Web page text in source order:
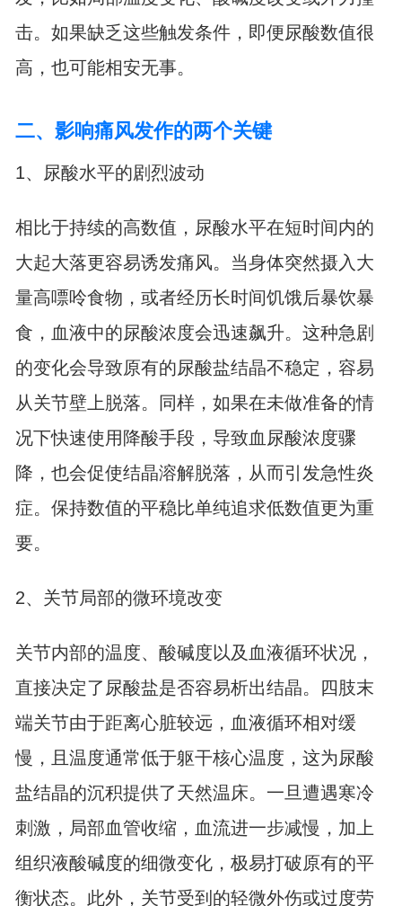
击。如果缺乏这些触发条件，即便尿酸数值很
高，也可能相安无事。
二、影响痛风发作的两个关键
1、尿酸水平的剧烈波动
相比于持续的高数值，尿酸水平在短时间内的
大起大落更容易诱发痛风。当身体突然摄入大
量高嘌呤食物，或者经历长时间饥饿后暴饮暴
食，血液中的尿酸浓度会迅速飙升。这种急剧
的变化会导致原有的尿酸盐结晶不稳定，容易
从关节壁上脱落。同样，如果在未做准备的情
况下快速使用降酸手段，导致血尿酸浓度骤
降，也会促使结晶溶解脱落，从而引发急性炎
症。保持数值的平稳比单纯追求低数值更为重
要。
2、关节局部的微环境改变
关节内部的温度、酸碱度以及血液循环状况，
直接决定了尿酸盐是否容易析出结晶。四肢末
端关节由于距离心脏较远，血液循环相对缓
慢，且温度通常低于躯干核心温度，这为尿酸
盐结晶的沉积提供了天然温床。一旦遭遇寒冷
刺激，局部血管收缩，血流进一步减慢，加上
组织液酸碱度的细微变化，极易打破原有的平
衡状态。此外，关节受到的轻微外伤或过度劳